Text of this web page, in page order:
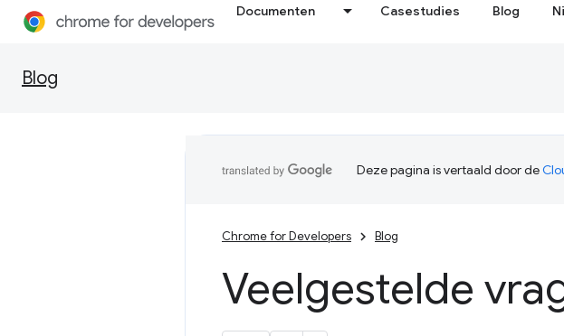
Documenten Casestudies Blog
Blog
Deze pagina is vertaald door de
Chrome for Developers Blog
Veelgestelde